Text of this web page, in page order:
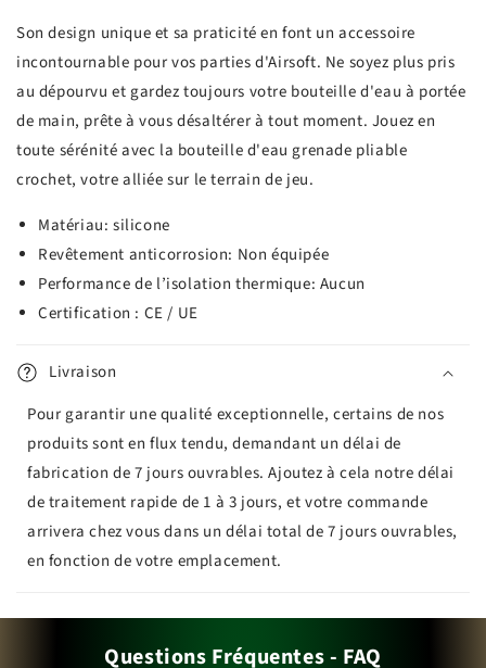
Son design unique et sa praticité en font un accessoire
incontournable pour vos parties d'Airsoft. Ne soyez plus pris
au dépourvu et gardez toujours votre bouteille d'eau à portée
de main, prête à vous désaltérer à tout moment. Jouez en
toute sérénité avec la bouteille d'eau grenade pliable
crochet, votre alliée sur le terrain de jeu.
Matériau: silicone
Revêtement anticorrosion: Non équipée
Performance de l’isolation thermique: Aucun
Certification : CE / UE
Livraison
Pour garantir une qualité exceptionnelle, certains de nos
produits sont en flux tendu, demandant un délai de
fabrication de 7 jours ouvrables. Ajoutez à cela notre délai
de traitement rapide de 1 à 3 jours, et votre commande
arrivera chez vous dans un délai total de 7 jours ouvrables,
en fonction de votre emplacement.
Questions Fréquentes - FAQ